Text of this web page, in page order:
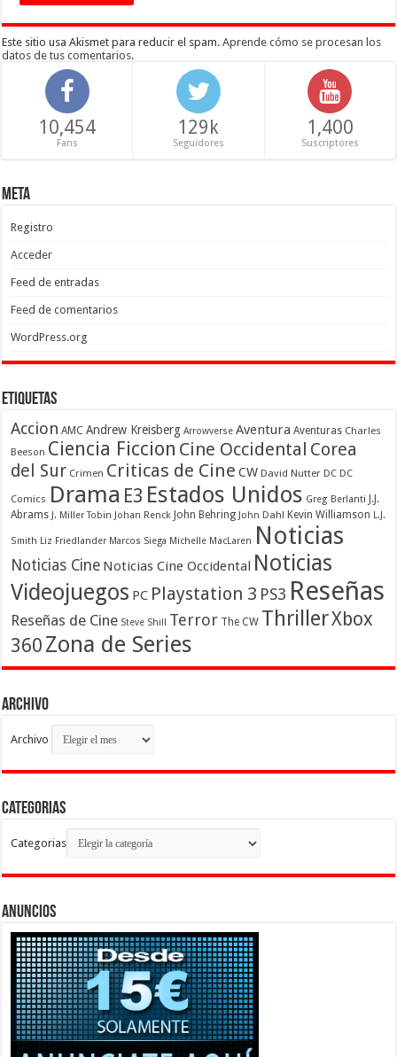
Este sitio usa Akismet para reducir el spam.Aprende cómo se procesan los
datos de tus comentarios.
10,454
Fans
129k
Seguidores
1,400
Suscriptores
Meta
Registro
Acceder
Feed de entradas
Feed de comentarios
WordPress.org
Etiquetas
Accion AMC Andrew Kreisberg Arrowverse Aventura Aventuras Charles
Beeson Ciencia Ficcion Cine Occidental Corea
del Sur Crimen Criticas de Cine CW David Nutter DC DC
Comics Drama E3 Estados Unidos Greg Berlanti
J.J.
Abrams J. Miller Tobin Johan Renck John Behring John Dahl Kevin Williamson L.J.
Smith Liz Friedlander Marcos Siega Michelle MacLaren Noticias
Noticias Cine Noticias Cine Occidental Noticias
Videojuegos PC Playstation 3 PS3 Reseñas
Reseñas de Cine Steve Shill Terror The CW ThrillerXbox
360 Zona de Series
Archivo
Archivo
Categorias
Categorias
Anuncios